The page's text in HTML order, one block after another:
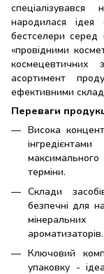
народилася ідея
бестселери серед
«провідними
космецевтичних
асортимент
ефективними
Переваги
Висока
терміни.
Склади
безпечні для
ароматизаторів.
Ключовий
упаковку -